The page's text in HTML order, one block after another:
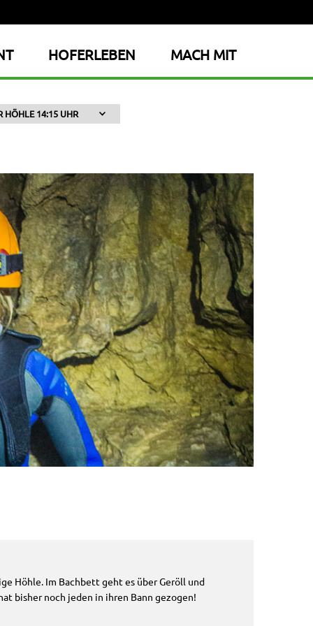
HOFERLEBEN MACH MIT
HÖHLE 14:15 UHR
Höhle. Im Bachbett geht es über Geröll und
bisher noch jeden in ihren Bann gezogen!